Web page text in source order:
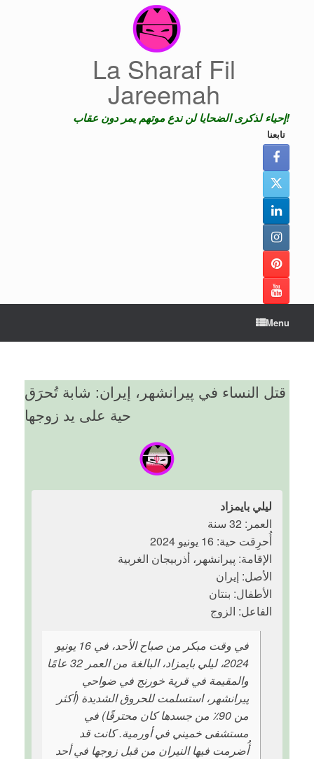
La Sharaf Fil
Jareemah
إحياء لذكرى الضحايا لن ندع موتهم يمر دون عقاب!
تابعنا
Menu
قتل النساء في پیرانشهر، إيران: شابة تُحرَق
حية على يد زوجها
ليلي بايمزاد
العمر: 32 سنة
أُحرِقت حية: 16 يونيو 2024
الإقامة: پیرانشهر، أذربيجان الغربية
الأصل: إيران
الأطفال: بنتان
الفاعل: الزوج
في وقت مبكر من صباح الأحد، في 16 يونيو
2024، ليلي بايمزاد، البالغة من العمر 32 عامًا
والمقيمة في قرية خورنج في ضواحي
پیرانشهر، استسلمت للحروق الشديدة (أكثر
من 90٪ من جسدها كان محترقًا) في
مستشفى خميني في أورمية. كانت قد
أُضرمت فيها النيران من قبل زوجها في أحد